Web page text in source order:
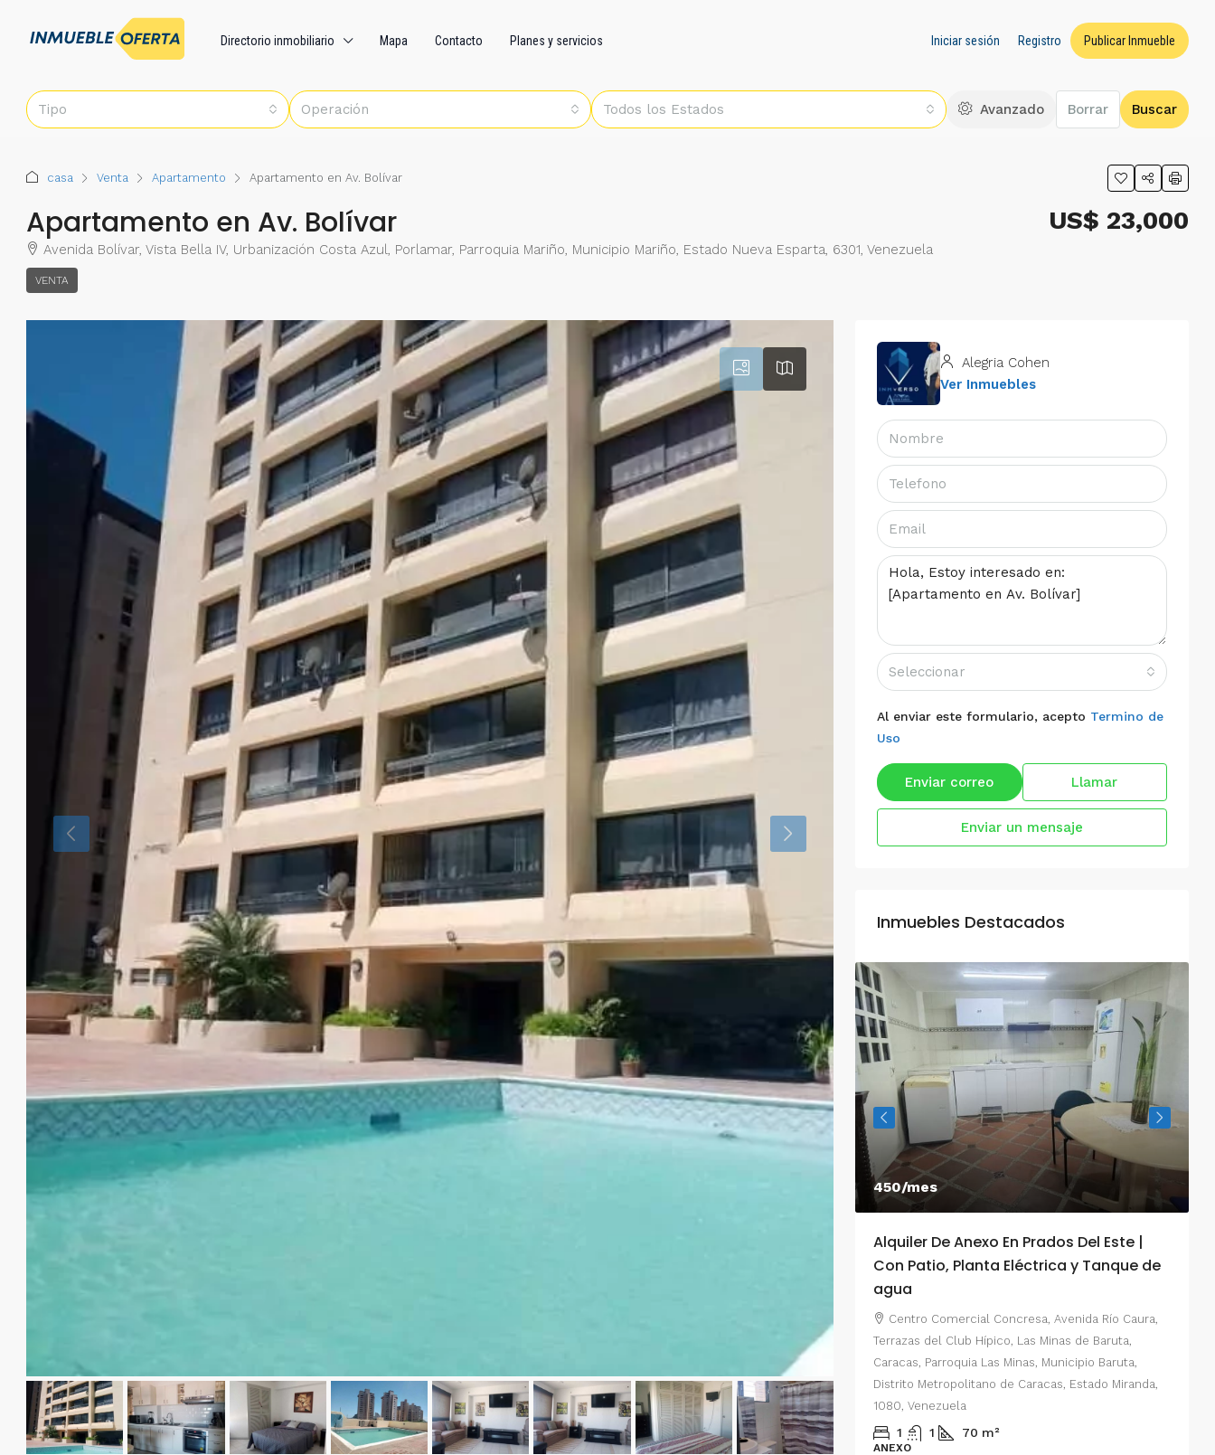
Directorio inmobiliario Mapa Contacto Planes y servicios Iniciar sesión Registro Publicar Inmueble
Tipo Operación Todos los Estados Avanzado Borrar Buscar
casa Venta Apartamento Apartamento en Av. Bolívar
Apartamento en Av. Bolívar
Avenida Bolívar, Vista Bella IV, Urbanización Costa Azul, Porlamar, Parroquia Mariño, Municipio Mariño, Estado Nueva Esparta, 6301, Venezuela
VENTA
US$ 23,000
Alegria Cohen
Ver Inmuebles
Seleccionar
Al enviar este formulario, acepto Termino de
Uso
Enviar correo Llamar
Enviar un mensaje
Inmuebles Destacados
Municipio Baruta, Distrito Metropolitano de Caracas,
Estado Miranda, 1080, Venezuela
2 2 100 m²
ANEXO
Centro Comercial Concresa, Avenida Principal de
Prados del Este, Prados del Este, Sector: Prado del
Este, Caracas, Parroquia Nuestra Señora del Rosario,
Municipio Baruta, Distrito Metropolitano de Caracas,
450/mes
Alquiler De Anexo En Prados Del Este |
Con Patio, Planta Eléctrica y Tanque de
agua
Centro Comercial Concresa, Avenida Río Caura,
Terrazas del Club Hípico, Las Minas de Baruta,
Caracas, Parroquia Las Minas, Municipio Baruta,
Distrito Metropolitano de Caracas, Estado Miranda,
1080, Venezuela
1 1 70 m²
ANEXO